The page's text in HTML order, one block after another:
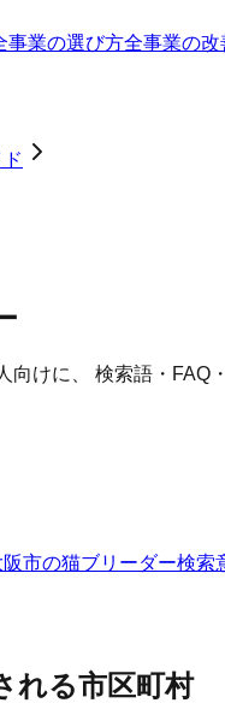
事業の選び方全事業の改
向けに、 検索語・FAQ
市の猫ブリーダー検索
れる市区町村